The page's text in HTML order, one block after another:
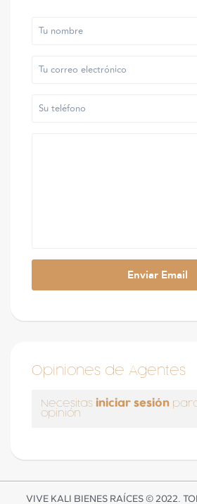
Opiniones de Agentes
Necesitas iniciar sesión
opinión
VIVE KALI BIENES RAÍCES © 2022.